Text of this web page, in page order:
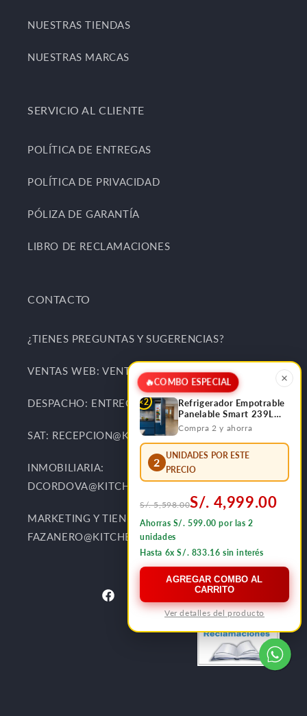
NUESTRAS TIENDAS
NUESTRAS MARCAS
SERVICIO AL CLIENTE
POLÍTICA DE ENTREGAS
POLÍTICA DE PRIVACIDAD
PÓLIZA DE GARANTÍA
LIBRO DE RECLAMACIONES
CONTACTO
¿TIENES PREGUNTAS Y SUGERENCIAS?
VENTAS WEB: VENTAS@KITCHENCENTER.PE
DESPACHO: ENTREGAS@KITCHENCENTER.PE
SAT: RECEPCION@KITCHENCENTER.PE
INMOBILIARIA:
DCORDOVA@KITCHENCENTER.PE
MARKETING Y TIENDAS:
FAZANERO@KITCHENCENTER.PE
FacebookInstagramYouTubeTikTok
🔥COMBO ESPECIAL
×2
Refrigerador Empotrable
Panelable Smart 239L
Bottom Frezzer FDV
Compra 2 y ahorra
2
UNIDADES POR ESTE
PRECIO
S/. 5,598.00S/. 4,999.00
Ahorras S/. 599.00 por las 2
unidades
Hasta 6x S/. 833.16 sin interés
AGREGAR COMBO AL
CARRITO
Ver detalles del producto